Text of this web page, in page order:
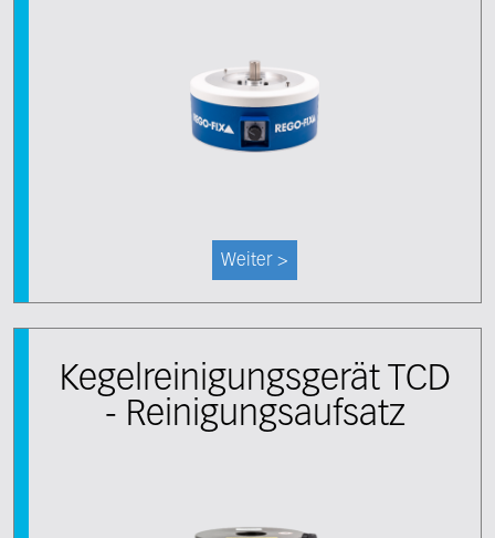
Weiter >
Kegelreinigungsgerät TCD
- Reinigungsaufsatz